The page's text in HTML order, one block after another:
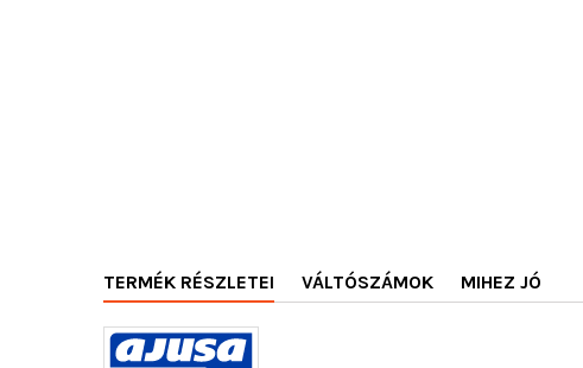
TERMÉK RÉSZLETEI VÁLTÓSZÁMOK MIHEZ JÓ